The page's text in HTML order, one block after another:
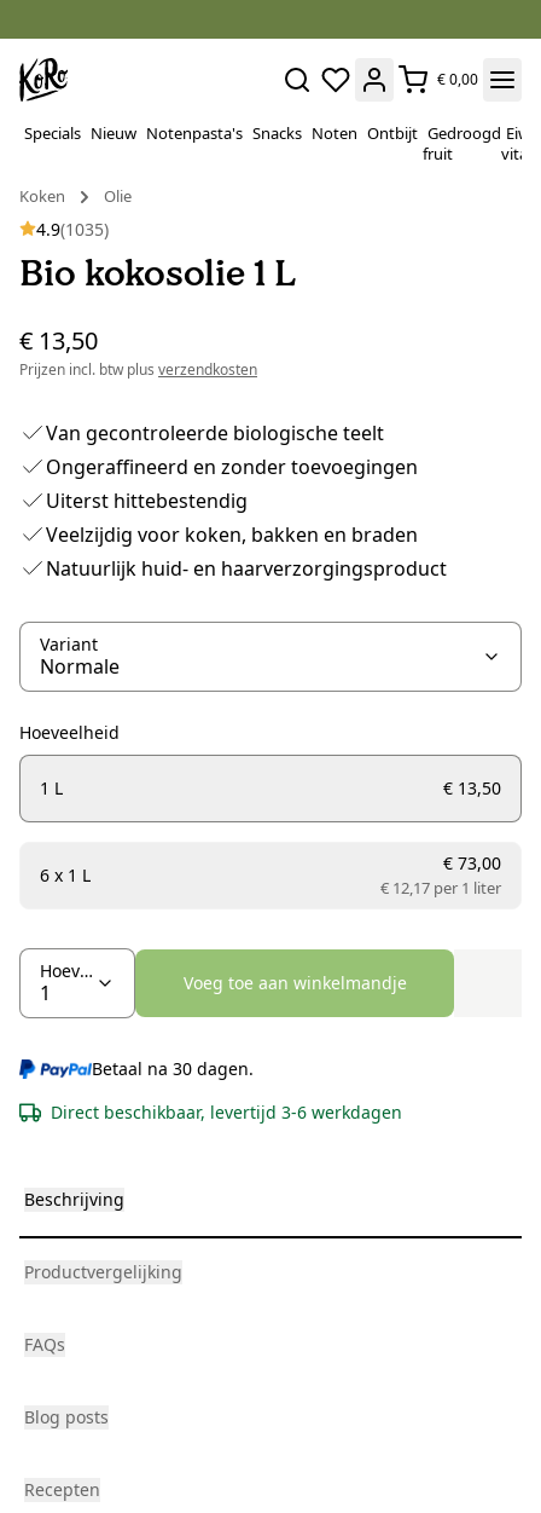
€ 0,00
Specials Nieuw Notenpasta's Snacks Noten Ontbijt Gedroogd
fruit
Koken
Olie
4.9(1035)
Bio kokosolie 1 L
€ 13,50
Prijzen incl. btw plus verzendkosten
Van gecontroleerde biologische teelt
Ongeraffineerd en zonder toevoegingen
Uiterst hittebestendig
Veelzijdig voor koken, bakken en braden
Natuurlijk huid- en haarverzorgingsproduct
Variant
Hoeveelheid
1 L € 13,50
6 x 1 L
€ 73,00
€ 12,17 per 1 liter
Hoeveelheid
Voeg toe aan winkelmandje
Betaal na 30 dagen.
Direct beschikbaar, levertijd 3-6 werkdagen
Beschrijving
Productvergelijking
FAQs
Blog posts
Recepten